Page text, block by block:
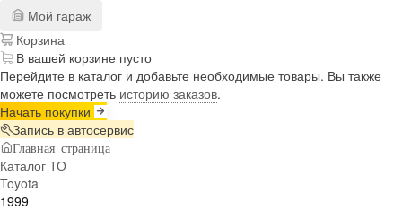
Мой гараж
Корзина
В вашей корзине пусто
Перейдите в каталог и добавьте необходимые товары. Вы также
можете посмотреть историю заказов.
Начать покупки
Запись в автосервис
Главная страница
Каталог ТО
Toyota
1999